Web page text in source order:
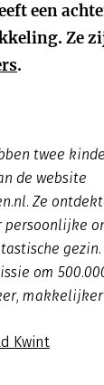
een
Ze
.
twee
de website
Ze
persoonlijke
gezin.
om
Kwint